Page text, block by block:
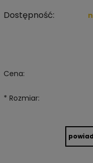
Dostępność:
Cena:
* Rozmiar: